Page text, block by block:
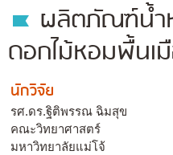
ผลิตภัณฑ์น้ำ
ดอกไม้หอมพื้นเ
นักวิจัย
รศ.ดร.ฐิติพรรณ ฉิมสุข
คณะวิทยาศาสตร์
มหาวิทยาลัยแม่โจ้